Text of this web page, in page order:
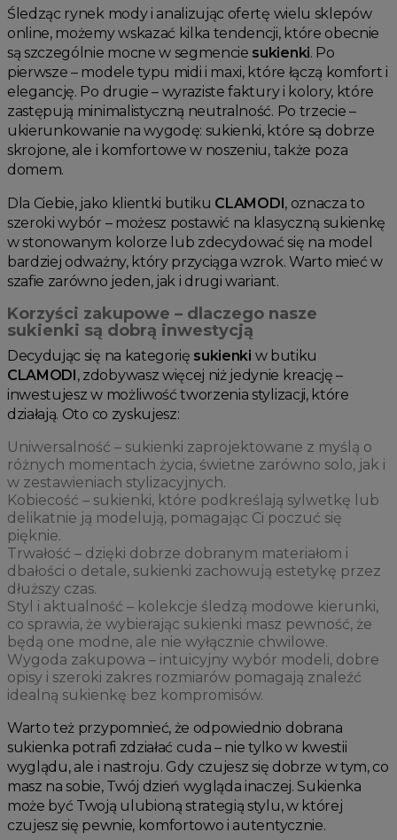
Śledząc rynek mody i analizując ofertę wielu sklepów
online, możemy wskazać kilka tendencji, które obecnie
są szczególnie mocne w segmencie sukienki. Po
pierwsze – modele typu midi i maxi, które łączą komfort i
elegancję. Po drugie – wyraziste faktury i kolory, które
zastępują minimalistyczną neutralność. Po trzecie –
ukierunkowanie na wygodę: sukienki, które są dobrze
skrojone, ale i komfortowe w noszeniu, także poza
domem.
Dla Ciebie, jako klientki butiku CLAMODI, oznacza to
szeroki wybór – możesz postawić na klasyczną sukienkę
w stonowanym kolorze lub zdecydować się na model
bardziej odważny, który przyciąga wzrok. Warto mieć w
szafie zarówno jeden, jak i drugi wariant.
Korzyści zakupowe – dlaczego nasze
sukienki są dobrą inwestycją
Decydując się na kategorię sukienki w butiku
CLAMODI, zdobywasz więcej niż jedynie kreację –
inwestujesz w możliwość tworzenia stylizacji, które
działają. Oto co zyskujesz:
Uniwersalność – sukienki zaprojektowane z myślą o
różnych momentach życia, świetne zarówno solo, jak i
w zestawieniach stylizacyjnych.
Kobiecość – sukienki, które podkreślają sylwetkę lub
delikatnie ją modelują, pomagając Ci poczuć się
pięknie.
Trwałość – dzięki dobrze dobranym materiałom i
dbałości o detale, sukienki zachowują estetykę przez
dłuższy czas.
Styl i aktualność – kolekcje śledzą modowe kierunki,
co sprawia, że wybierając sukienki masz pewność, że
będą one modne, ale nie wyłącznie chwilowe.
Wygoda zakupowa – intuicyjny wybór modeli, dobre
opisy i szeroki zakres rozmiarów pomagają znaleźć
idealną sukienkę bez kompromisów.
Warto też przypomnieć, że odpowiednio dobrana
sukienka potrafi zdziałać cuda – nie tylko w kwestii
wyglądu, ale i nastroju. Gdy czujesz się dobrze w tym, co
masz na sobie, Twój dzień wygląda inaczej. Sukienka
może być Twoją ulubioną strategią stylu, w której
czujesz się pewnie, komfortowo i autentycznie.